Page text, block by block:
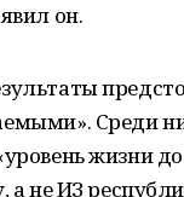
он.
Среди
жизни
а не ИЗ